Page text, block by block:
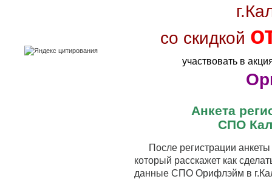
со скидкой
участвовать в
Анкета
СПО
После регистрации
который расскажет как
данные СПО Орифлэйм в